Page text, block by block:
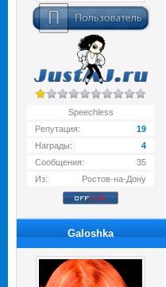
Speechless
Репутация:
19
Награды:
4
Сообщения:
35
Из:
Ростов-на-Дону
Galoshka